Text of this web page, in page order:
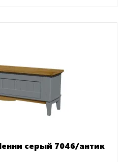
серый 7046/антик